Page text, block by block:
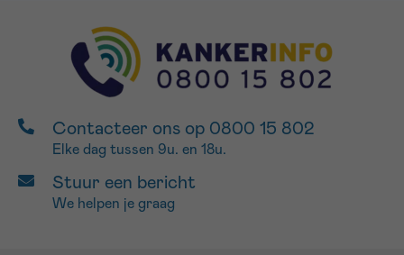
Contacteer ons op 0800 15 802
Elke dag tussen 9u. en 18u.
Stuur een bericht
We helpen je graag